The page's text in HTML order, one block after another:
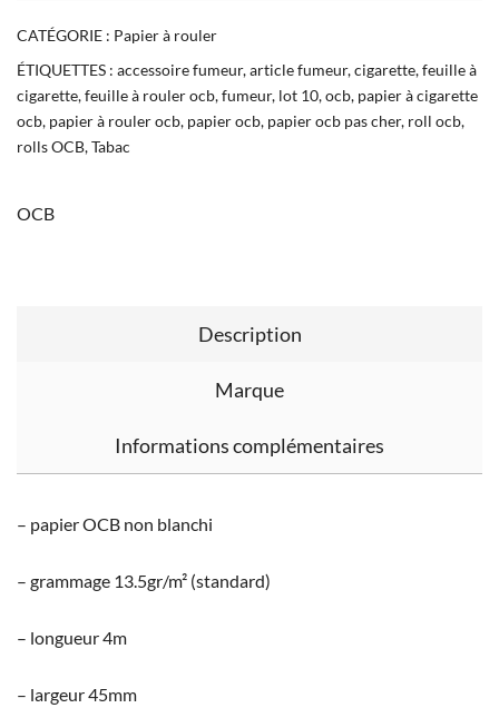
CATÉGORIE : Papier à rouler
ÉTIQUETTES : accessoire fumeur,article fumeur,cigarette,feuille à
cigarette,feuille à rouler ocb,fumeur, lot 10,ocb, papier à cigarette
ocb, papier à rouler ocb, papier ocb, papier ocb pas cher, roll ocb,
rolls OCB,Tabac
OCB
Description
Marque
Informations complémentaires
– papier OCB non blanchi
– grammage 13.5gr/m² (standard)
– longueur 4m
– largeur 45mm